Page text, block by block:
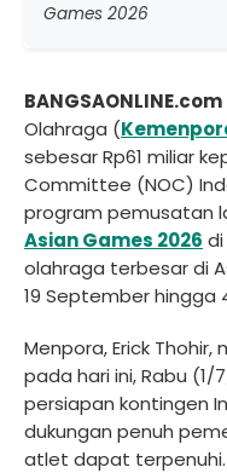
Games 2026
BANGSAONLINE.com
Olahraga (
sebesar Rp61 miliar
Committee (NOC)
program pemusatan
Asian Games 2026
olahraga terbesar di
19 September hingga
Menpora, Erick
pada hari ini, Rabu
persiapan kontingen
dukungan penuh
atlet dapat terpenuhi.